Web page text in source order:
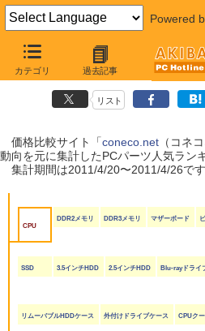
Powered
カテゴリ 過去記事
coneco.net人気ランキング（PCパ
（2011/4/20〜2011/4/26）
リスト
価格比較サイト「coneco.net（コネ
動向を元に集計したPCパーツ人気ラン
集計期間は2011/4/20〜2011/4/26です
CPU
DDR2メモリ DDR3メモリ マザーボード
SSD 3.5インチHDD 2.5インチHDD Blu-rayドライ
リムーバブルHDDケース 外付けドライブケース CPUク